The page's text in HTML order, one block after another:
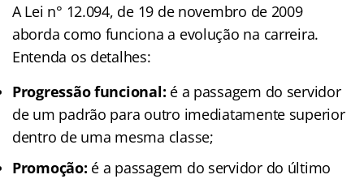
A Lei n° 12.094, de 19 de novembro de 2009
aborda como funciona a evolução na carreira.
Entenda os detalhes:
Progressão funcional: é a passagem do servidor
de um padrão para outro imediatamente superior
dentro de uma mesma classe;
Promoção: é a passagem do servidor do último